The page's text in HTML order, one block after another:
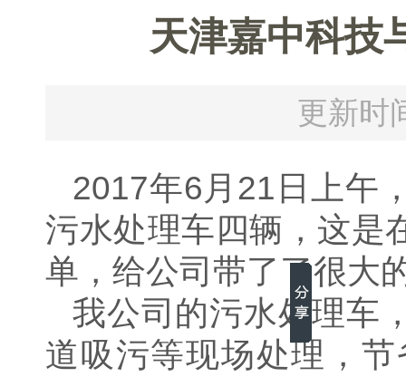
天津嘉中科技
更新时
2017年6月21日上午
污水处理车四辆，这是
单，给公司带了了很大
我公司的污水处理车
道吸污等现场处理，